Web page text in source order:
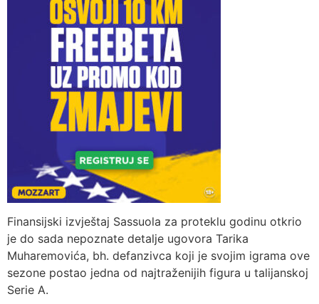
Finansijski izvještaj Sassuola za proteklu godinu otkrio
je do sada nepoznate detalje ugovora Tarika
Muharemovića, bh. defanzivca koji je svojim igrama ove
sezone postao jedna od najtraženijih figura u talijanskoj
Serie A.